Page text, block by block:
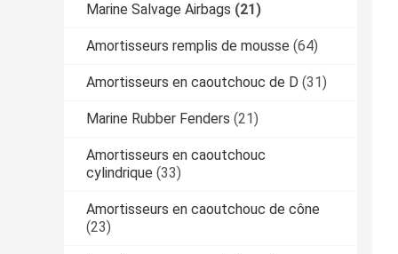
Marine Salvage Airbags (21)
Amortisseurs remplis de mousse (64)
Amortisseurs en caoutchouc de D (31)
Marine Rubber Fenders (21)
Amortisseurs en caoutchouc
cylindrique (33)
Amortisseurs en caoutchouc de cône
(23)